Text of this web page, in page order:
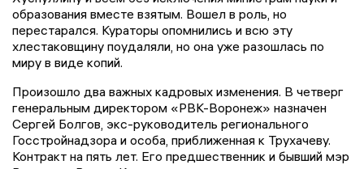
образования вместе взятым. Вошел в роль, но
перестарался. Кураторы опомнились и всю эту
хлестаковщину поудаляли, но она уже разошлась по
миру в виде копий.
Произошло два важных кадровых изменения. В четверг
генеральным директором «РВК-Воронеж» назначен
Сергей Болгов, экс-руководитель регионального
Госстройнадзора и особа, приближенная к Трухачеву.
Контракт на пять лет. Его предшественник и бывший мэр